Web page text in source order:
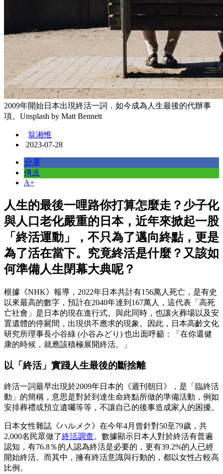
2009年開始日本出現終活一詞．如今成為人生最後的代辦事
項。Unsplash by Matt Bennett
翁湘惟
2023-07-28
分享
傳送
A+
人生的最後一哩路你打算怎麼走？少子化
與人口老化嚴重的日本，近年來掀起一股
「終活運動」，不只為了邁向終點，更是
為了活在當下。究竟終活是什麼？又該如
何準備人生閉幕大典呢？
根據《NHK》報導，2022年日本共計有156萬人死亡，是有史
以來最高的數字，預計在2040年達到167萬人，這代表「高死
亡社會」是日本的現在進行式。與此同時，也讓火葬場以及安
置遺體的停屍間，出現供不應求的現象。因此，日本高齡文化
研究所理事長小谷綠 (小谷みどり) 也出面呼籲：「在你還健
康的時候，就應該積極展開終活。」
以「終活」實踐人生最後的斷捨離
終活一詞最早出現於2009年日本的《週刊朝日》，是「臨終活
動」的簡稱，意思是對於到達生命終點所做的準備活動，例如
安排葬禮或預立遺囑等等，不讓自己的後事造成家人的困擾。
日本女性雜誌《ハルメク》在今年4月曾針對50至79歲，共
2,000名民眾做了終活調查。數據顯示日本人對於終活有普遍
認知，有76.8％的人認為終活是必要的，更有39.2%的人已經
開始終活。而其中，擁有終活意識與行動的，都以女性占較高
比例。